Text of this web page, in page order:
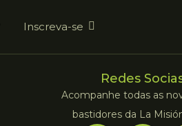
Inscreva-se
Redes
Acompanhe todas as
bastidores da La